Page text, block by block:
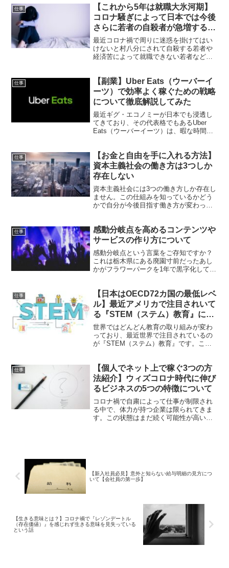
仕事
【これから5年は就職大氷河期】
コロナ騒ぎによって日本では今後
さらに若者の自殺者が急増する話
について
最近コロナ禍で周りに迷惑を掛けてはい
けないと村八分にされて自殺する若者や
経済苦によって就職できない若者などが
たちです。今回は、コロナ騒ぎによって
日本では今後さらに若者の自殺者が急増
する話についてです。
仕事
【副業】Uber Eats（ウーバーイ
ーツ）で効率よく稼ぐための戦略
について徹底解説してみた
最近ギグ・エコノミーが日本でも浸透し
てきており、その代表格でもあるUber
Eats（ウーバーイーツ）は、暇な時間を
ている大学生や社会人で休日の休みの副
業で始めている人も多いです。今回は、
Uber Eats（ウーバーイーツ）で効率よく
稼ぐための戦略について徹底解説してみ
ました。
仕事
【お金と自由を手に入れる方法】
資本主義社会の働き方は3つしか
存在しない
資本主義社会には3つの働き方しか存在し
ません。この仕組みを知っているかどう
かで自分が今後目指す働き方が変わって
仕事
感動分岐点を高めるコンテンツや
サービスの作り方について
感動分岐点という言葉をご存知ですか？
これは栃木県にある廃園寸前だったあし
かがフラワーパークを1年で黒字化して来
顧客満足度を維持し経営を安定させる秘
訣だと思います。今回は、感動分岐点を
高めるコンテンツやサービスの作り方に
ついて話したいと思います。
仕事
【日本はOECD72カ国の最低レベ
ル】最近アメリカで注目されいて
る『STEM（ステム）教育』につ
いて
世界ではどんどん教育の取り組みが変わ
っており、最近世界で注目されているの
が『STEM（ステム）教育』です。これ
こうした分野は日本は過去に優れていた
のですが、現在の教育レベルはOECD72
カ国の最低レベルに落ち込み始めていま
す。今回は、最近アメリカで注目されい
てる『STEM（ステム）教育』について
紹介します。
仕事
【個人でネット上で稼ぐ3つの方
法紹介】ウィズコロナ時代に伸び
るビジネスの5つの特徴について
コロナ禍で自粛によって仕事が制限され
る中で、体力が持つ企業は限られてきま
す。この状態はまだ続く可能性が高いの
【新入社員必見】意外と知らない給与明細の見方につ
いて【会社員の第一歩】
【生きる意味とは？】コロナ禍で『レゾンデートル
（存在価値）』を感じれず生きる意味を見失っている
という話